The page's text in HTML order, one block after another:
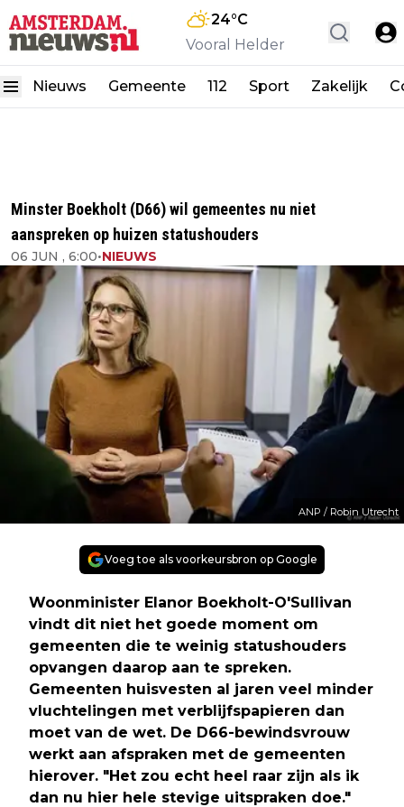
24°C
Vooral Helder
Nieuws Gemeente 112 Sport Zakelijk
Minster Boekholt (D66) wil gemeentes nu niet
aanspreken op huizen statushouders
06 JUN , 6:00•NIEUWS
ANP / Robin Utrecht
Voeg toe als voorkeursbron op Google
Woonminister Elanor Boekholt-O'Sullivan
vindt dit niet het goede moment om
gemeenten die te weinig statushouders
opvangen daarop aan te spreken.
Gemeenten huisvesten al jaren veel minder
vluchtelingen met verblijfspapieren dan
moet van de wet. De D66-bewindsvrouw
werkt aan afspraken met de gemeenten
hierover. "Het zou echt heel raar zijn als ik
dan nu hier hele stevige uitspraken doe."